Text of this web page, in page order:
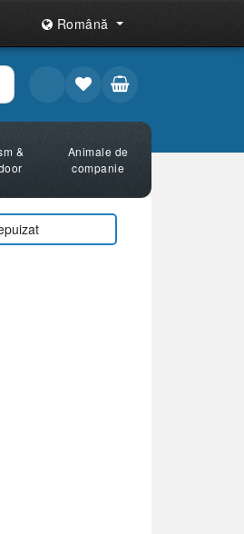
Română
&
Animale de
companie